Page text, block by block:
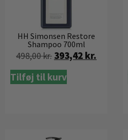
HH Simonsen Restore
Shampoo 700ml
498,00kr. 393,42 kr.
Tilføj til kurv